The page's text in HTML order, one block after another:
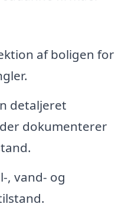
af boligen for
detaljeret
dokumenterer
, vand- og